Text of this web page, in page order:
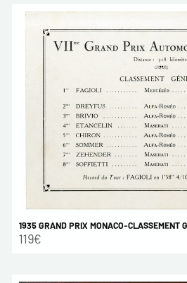
1935 GRAND PRIX MONACO-CLASSEMENT
119€